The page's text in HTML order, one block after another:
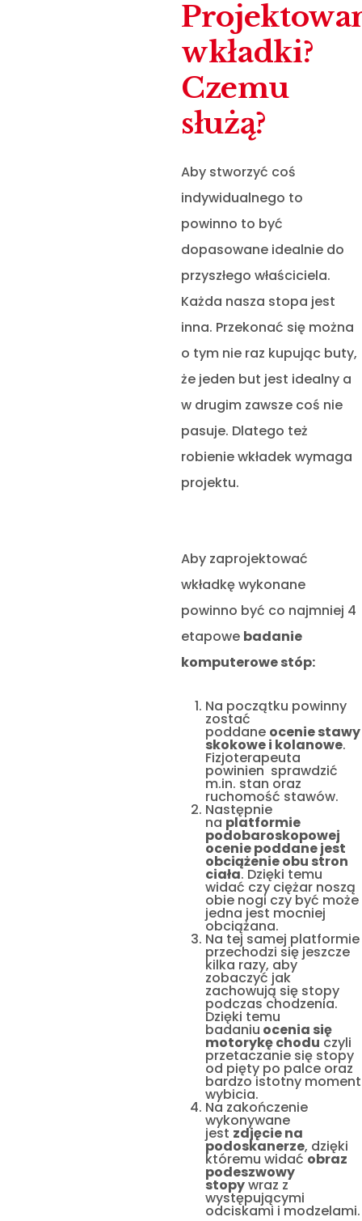
wkładki?
Czemu
służą?
Aby stworzyć coś
indywidualnego to
powinno to być
dopasowane idealnie do
przyszłego właściciela.
Każda nasza stopa jest
inna. Przekonać się można
o tym nie raz kupując buty,
że jeden but jest idealny a
w drugim zawsze coś nie
pasuje. Dlatego też
robienie wkładek wymaga
projektu.
Aby zaprojektować
wkładkę wykonane
powinno być co najmniej 4
etapowe badanie
komputerowe stóp:
Na początku powinny
zostać
poddane ocenie stawy
skokowe i kolanowe.
Fizjoterapeuta
powinien sprawdzić
m.in. stan oraz
ruchomość stawów.
Następnie
na platformie
podobaroskopowej
ocenie poddane jest
obciążenie obu stron
ciała. Dzięki temu
widać czy ciężar noszą
obie nogi czy być może
jedna jest mocniej
obciążana.
Na tej samej platformie
przechodzi się jeszcze
kilka razy, aby
zobaczyć jak
zachowują się stopy
podczas chodzenia.
Dzięki temu
badaniu ocenia się
motorykę chodu czyli
przetaczanie się stopy
od pięty po palce oraz
bardzo istotny moment
wybicia.
Na zakończenie
wykonywane
jest zdjęcie na
podoskanerze, dzięki
któremu widać obraz
podeszwowy
stopywraz z
występującymi
odciskami i modzelami.